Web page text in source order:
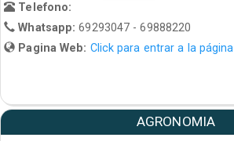
Telefono:
Whatsapp:69293047 - 69888220
Pagina Web: Click para entrar a la página
AGRONOMIA